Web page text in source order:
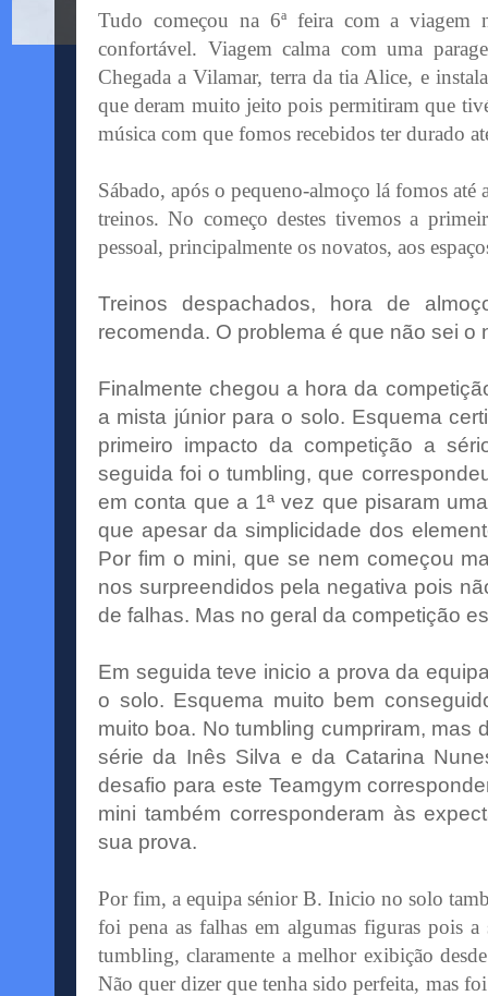
Tudo começou na 6ª feira com a viagem
confortável. Viagem calma com uma
Chegada aVilamar, terra da tia Alice, e
que deram muito jeito pois permitiram que
música com que fomos recebidos ter durado
Sábado, após o pequeno-almoço lá fomos até
treinos. No começo destes tivemos a
pessoal, principalmente os novatos, aos
Treinos despachados, hora de
recomenda. O problema é que não sei o
Finalmente chegou a hora da
a mista júniorpara o solo. Esquema
primeiro impacto da competição a
seguida foi otumbling, que
em conta que a 1ª vez que pisaram
que apesar dasimplicidade dos
Por fim o mini, que se nem começou
nos surpreendidos pela negativa pois
de falhas. Mas no geral da competição
Em seguida teve inicio a prova da
o solo. Esquema muito bem
muito boa. Notumbling cumpriram, mas
série da Inês Silva e da Catarina
desafio para este Teamgym
mini também corresponderam às
sua prova.
Por fim, a equipa sénior B. Inicio no solo
foi pena as falhas em algumas figuras pois
tumbling, claramente a melhor exibição
Não quer dizer que tenha sido perfeita, mas